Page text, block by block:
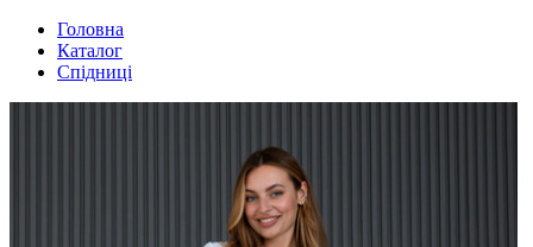
Головна
Каталог
Спідниці